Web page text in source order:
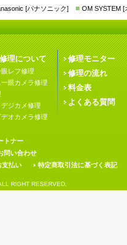
[パナソニック] OM SYSTEM [
理について
レフ修理
眼カメラ修理
ジカメ修理
オカメラ修理
修理モニター
修理の流れ
料金表
よくある質問
トナー
問い合わせ
支払い
特定商取引法に基づく表記
RIGHT RESERVED.